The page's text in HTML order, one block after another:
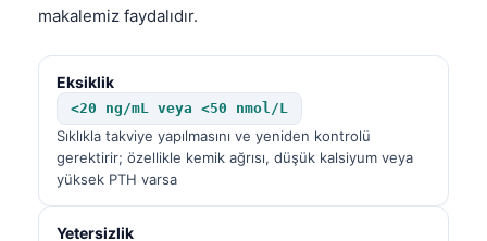
makalemiz faydalıdır.
Eksiklik
<20 ng/mL veya <50 nmol/L
Sıklıkla takviye yapılmasını ve yeniden kontrolü
gerektirir; özellikle kemik ağrısı, düşük kalsiyum veya
yüksek PTH varsa
Yetersizlik